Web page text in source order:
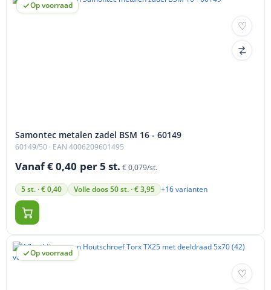
Op voorraad
Samontec metalen zadel BSM 16 - 60149
60149/50 · EAN 4006209601495
Vanaf € 0,40 per 5 st. € 0,079/st.
5 st. · € 0,40 Volle doos 50 st. · € 3,95 +16 varianten
Op voorraad